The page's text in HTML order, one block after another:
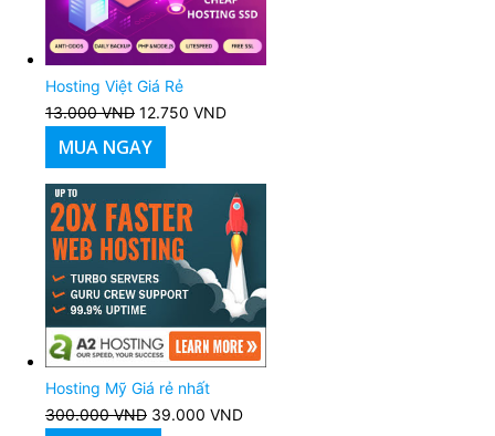
Hosting Việt Giá Rẻ
13.000VND Giá
gốc
là:
12.750 VND
là:
12.750 VND.
MUA NGAY
Hosting Mỹ Giá rẻ nhất
300.000VND Giá
39.000 VND